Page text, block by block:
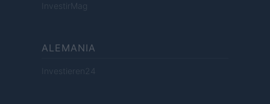
InvestirMag
ALEMANIA
Investieren24